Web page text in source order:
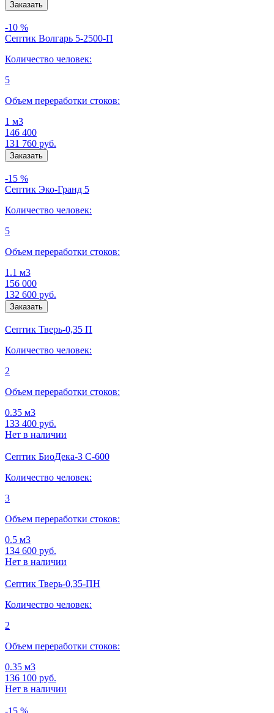
-10 %
Септик Волгарь 5-2500-П
Количество человек:
5
Объем переработки стоков:
1 м3
146 400
131 760 руб.
-15 %
Септик Эко-Гранд 5
Количество человек:
5
Объем переработки стоков:
1.1 м3
156 000
132 600 руб.
Септик Тверь-0,35 П
Количество человек:
2
Объем переработки стоков:
0.35 м3
133 400 руб.
Нет в наличии
Септик БиоДека-3 C-600
Количество человек:
3
Объем переработки стоков:
0.5 м3
134 600 руб.
Нет в наличии
Септик Тверь-0,35-ПН
Количество человек:
2
Объем переработки стоков:
0.35 м3
136 100 руб.
Нет в наличии
-15 %